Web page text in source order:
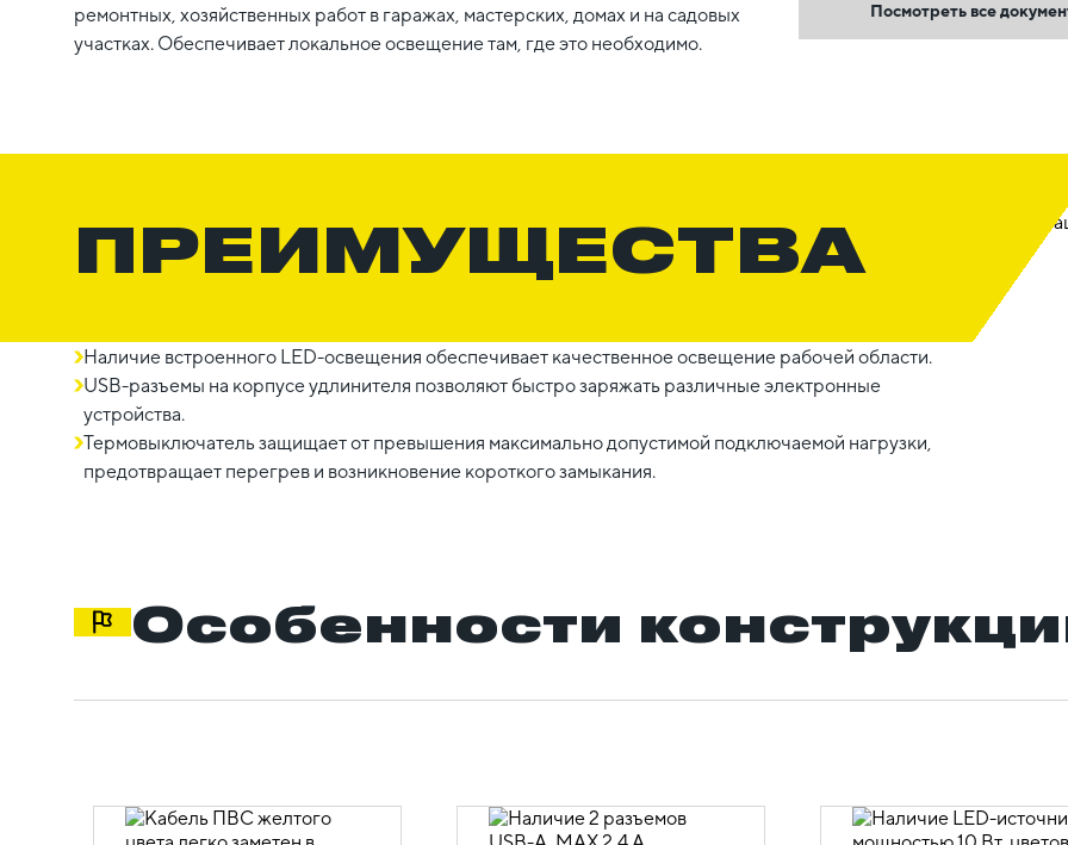
ремонтных, хозяйственных работ в гаражах, мастерских, домах и на садовых
участках. Обеспечивает локальное освещение там, где это необходимо.
Посмотреть все
ПРЕИМУЩЕСТВА
Наличие встроенного LED-освещения обеспечивает качественное освещение рабочей области.
USB-разъемы на корпусе удлинителя позволяют быстро заряжать различные электронные
устройства.
Термовыключатель защищает от превышения максимально допустимой подключаемой нагрузки,
предотвращает перегрев и возникновение короткого замыкания.
Особенности